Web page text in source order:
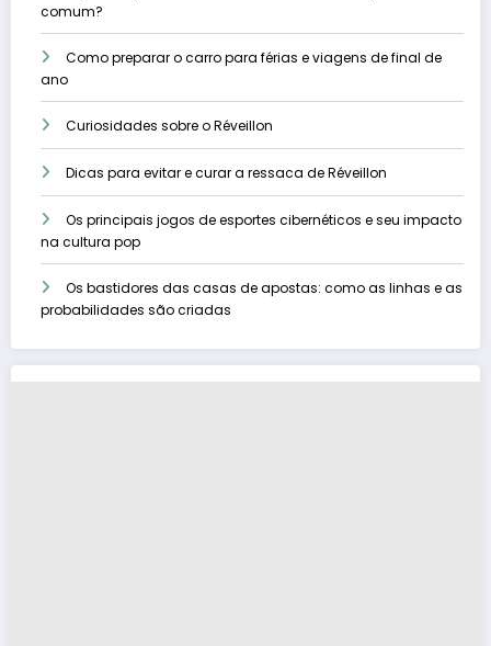
comum?
Como preparar o carro para férias e viagens de final de
ano
Curiosidades sobre o Réveillon
Dicas para evitar e curar a ressaca de Réveillon
Os principais jogos de esportes cibernéticos e seu impacto
na cultura pop
Os bastidores das casas de apostas: como as linhas e as
probabilidades são criadas